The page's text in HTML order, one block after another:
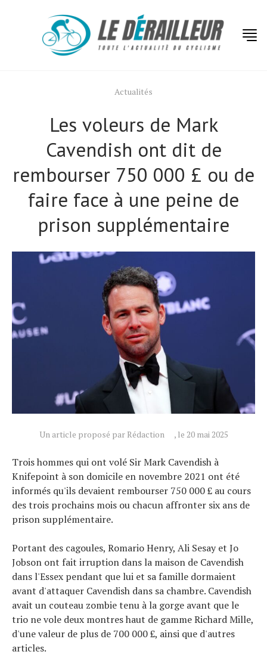
Actualités
Les voleurs de Mark
Cavendish ont dit de
rembourser 750 000 £ ou de
faire face à une peine de
prison supplémentaire
Un article proposé par Rédaction , le 20 mai 2025
Trois hommes qui ont volé Sir Mark Cavendish à
Knifepoint à son domicile en novembre 2021 ont été
informés qu'ils devaient rembourser 750 000 £ au cours
des trois prochains mois ou chacun affronter six ans de
prison supplémentaire.
Portant des cagoules, Romario Henry, Ali Sesay et Jo
Jobson ont fait irruption dans la maison de Cavendish
dans l'Essex pendant que lui et sa famille dormaient
avant d'attaquer Cavendish dans sa chambre. Cavendish
avait un couteau zombie tenu à la gorge avant que le
trio ne vole deux montres haut de gamme Richard Mille,
d'une valeur de plus de 700 000 £, ainsi que d'autres
articles.
Actualités
Tests de produits
Conseils
Tendances
Tous nos articles